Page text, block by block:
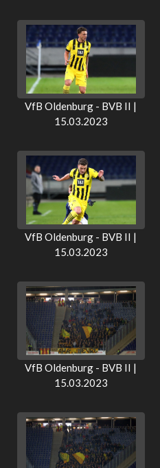
VfB Oldenburg - BVB II |
15.03.2023
VfB Oldenburg - BVB II |
15.03.2023
VfB Oldenburg - BVB II |
15.03.2023